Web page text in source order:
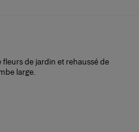
de jardin et rehaussé de
large.